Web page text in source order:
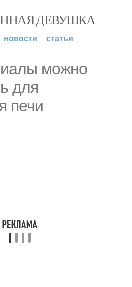
ДЕВУШКА
новости статьи
можно
для
печи